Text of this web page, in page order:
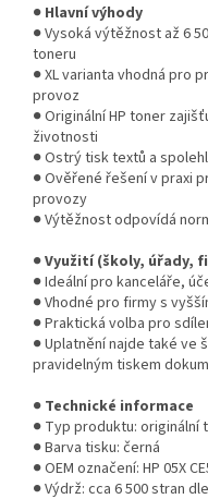
● Hlavní výhody
● Vysoká výtěžnost až 6
toneru
● XL varianta vhodná pro
provoz
● Originální HP toner
životnosti
● Ostrý tisk textů a
● Ověřené řešení v praxi
provozy
● Výtěžnost odpovídá
●Využití (školy, úřady,
● Ideální pro kanceláře,
● Vhodné pro firmy s
● Praktická volba pro
● Uplatnění najde také ve
pravidelným tiskem
● Technické informace
● Typ produktu: originální
● Barva tisku: černá
● OEM označení: HP 05X
● Výdrž: cca 6 500 stran